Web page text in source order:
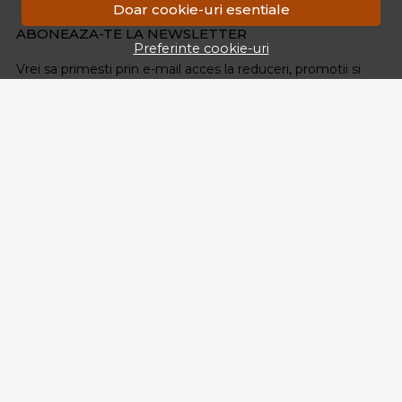
Doar cookie-uri esentiale
Preferinte cookie-uri
ABONEAZA-TE LA NEWSLETTER
Vrei sa primesti prin e-mail acces la reduceri, promotii si